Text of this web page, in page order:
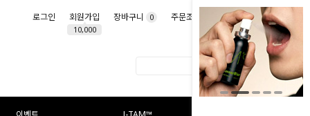
로그인 회원가입
10,000
장바구니 0 주문조회 마이페이지